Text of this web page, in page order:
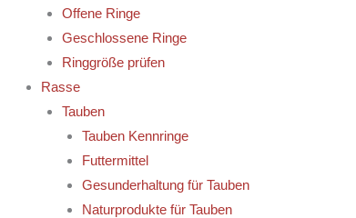
Offene Ringe
Geschlossene Ringe
Ringgröße prüfen
Rasse
Tauben
Tauben Kennringe
Futtermittel
Gesunderhaltung für Tauben
Naturprodukte für Tauben